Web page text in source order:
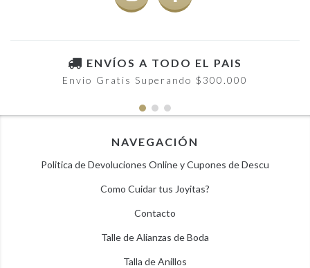
ENVÍOS A TODO EL PAIS
Envio Gratis Superando $300.000
NAVEGACIÓN
Politica de Devoluciones Online y Cupones de Descu
Como Cuidar tus Joyitas?
Contacto
Talle de Alianzas de Boda
Talla de Anillos